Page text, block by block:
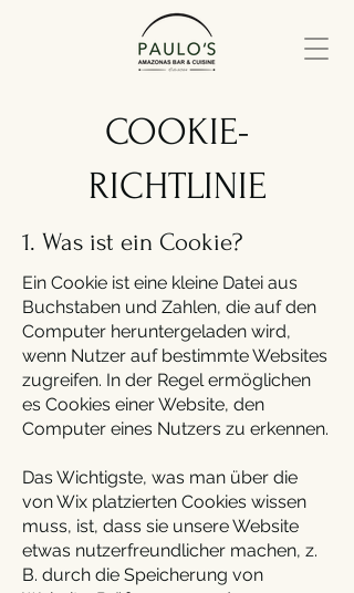
COOKIE-
RICHTLINIE
1. Was ist ein Cookie?
Ein Cookie ist eine kleine Datei aus
Buchstaben und Zahlen, die auf den
Computer heruntergeladen wird,
wenn Nutzer auf bestimmte Websites
zugreifen. In der Regel ermöglichen
es Cookies einer Website, den
Computer eines Nutzers zu erkennen.
Das Wichtigste, was man über die
von Wix platzierten Cookies wissen
muss, ist, dass sie unsere Website
etwas nutzerfreundlicher machen, z.
B. durch die Speicherung von